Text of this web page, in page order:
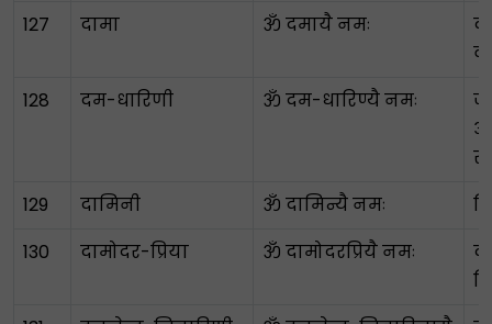
127
दामा ॐ दमायै नमः
128
दम-धारिणी ॐ दम-धारिण्यै नमः
129
दामिनी ॐ दामिन्यै नमः
130
दामोदर-प्रिया ॐ दामोदरप्रियै नमः